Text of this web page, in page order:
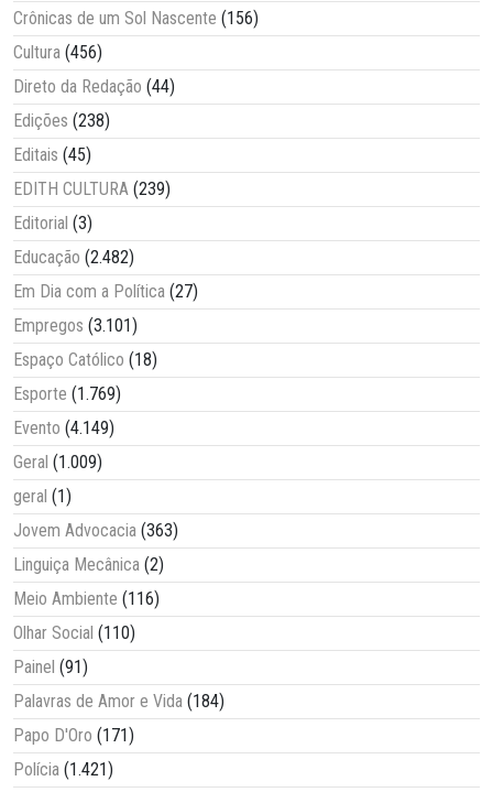
Crônicas de um Sol Nascente (156)
Cultura (456)
Direto da Redação (44)
Edições (238)
Editais (45)
EDITH CULTURA (239)
Editorial (3)
Educação (2.482)
Em Dia com a Política (27)
Empregos (3.101)
Espaço Católico (18)
Esporte (1.769)
Evento (4.149)
Geral (1.009)
geral (1)
Jovem Advocacia (363)
Linguiça Mecânica (2)
Meio Ambiente (116)
Olhar Social (110)
Painel (91)
Palavras de Amor e Vida (184)
Papo D'Oro (171)
Polícia (1.421)